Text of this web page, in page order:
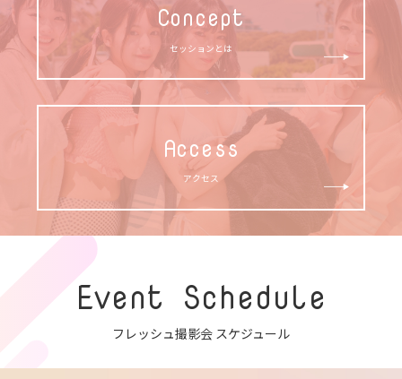
Concept
セッションとは
Access
アクセス
Event Schedule
フレッシュ撮影会 スケジュール